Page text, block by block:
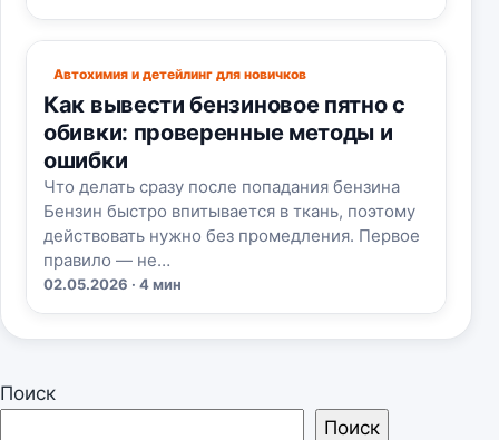
Автохимия и детейлинг для новичков
Как вывести бензиновое пятно с
обивки: проверенные методы и
ошибки
Что делать сразу после попадания бензина
Бензин быстро впитывается в ткань, поэтому
действовать нужно без промедления. Первое
правило — не…
02.05.2026 · 4 мин
Поиск
Поиск